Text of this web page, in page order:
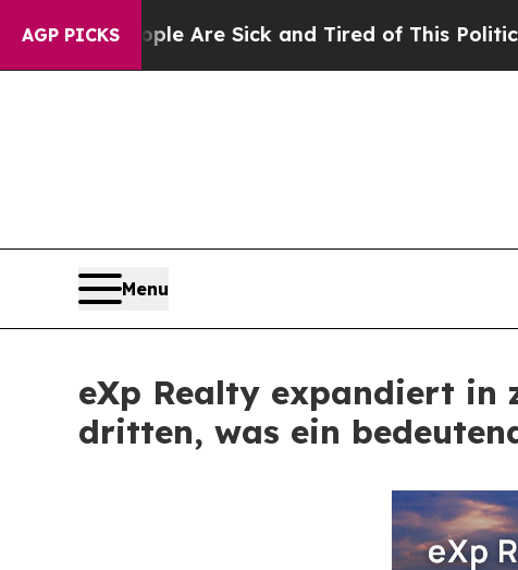
AGP PICKSAre Sick and Tired of This Politics of Hatred”
Menu
eXp Realty expandiert in
dritten, was ein